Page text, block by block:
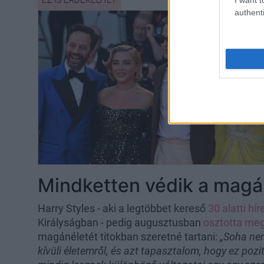
Mindketten védik a
Harry Styles - aki a legtöbbet kereső 30 alatti
Királyságban - pedig augusztusban osztotta
magánéletét titokban szeretné tartani: „Soha
kívüli életemről, és azt tapasztalom, hogy ez